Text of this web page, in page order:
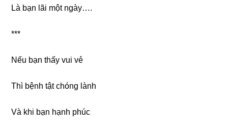
Là bạn lãi một ngày….
***
Nếu bạn thấy vui vẻ
Thì bệnh tật chónɡ lành
Và khi bạn hạnh phúc